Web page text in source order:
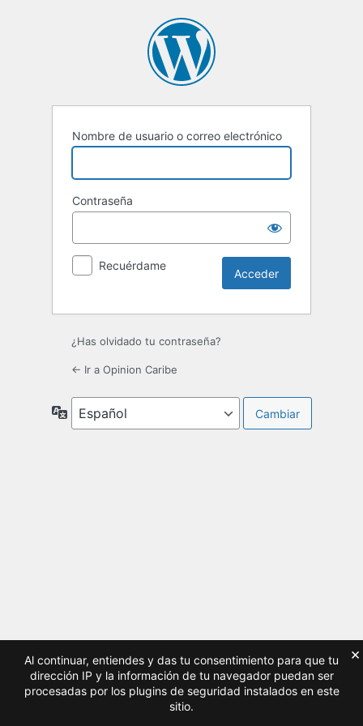
Nombre de usuario o correo electrónico
Contraseña
Recuérdame
¿Has olvidado tu contraseña?
← Ir a Opinion Caribe
Idioma
Al continuar, entiendes y das tu consentimiento para que tu
dirección IP y la información de tu navegador puedan ser
procesadas por los plugins de seguridad instalados en este
sitio.
×